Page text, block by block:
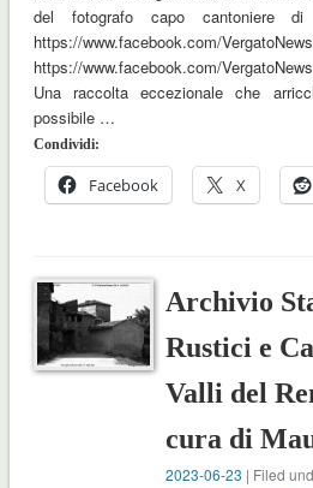
del fotografo capo cantoniere
https://www.facebook.com/
https://www.facebook.com/
Una raccolta eccezionale che
possibile …
Condividi:
Facebook X
Archivio
Rustici e
Valli del
cura di
2023-06-23 | Filed